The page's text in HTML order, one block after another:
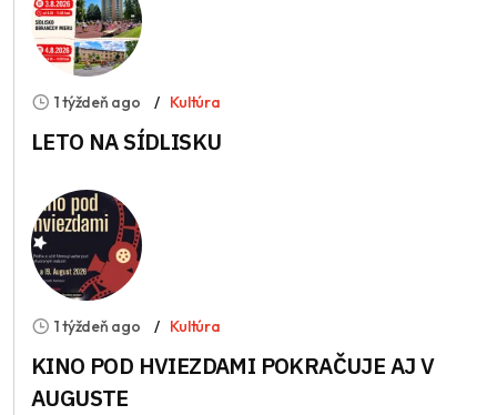
1 týždeň ago Kultúra
LETO NA SÍDLISKU
1 týždeň ago Kultúra
KINO POD HVIEZDAMI POKRAČUJE AJ V
AUGUSTE